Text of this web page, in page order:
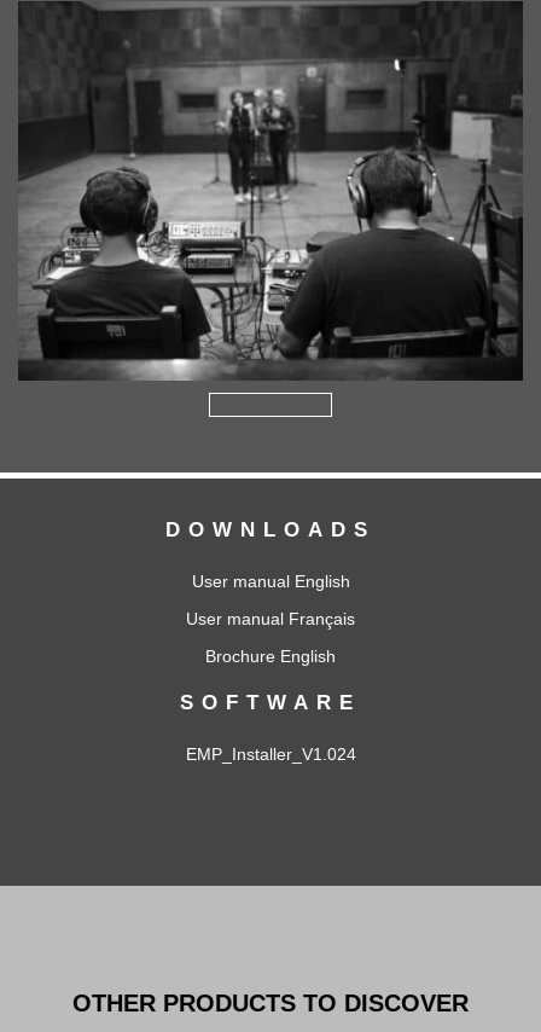
DOWNLOADS
User manual English
User manual Français
Brochure English
SOFTWARE
EMP_Installer_V1.024
OTHER PRODUCTS TO DISCOVER